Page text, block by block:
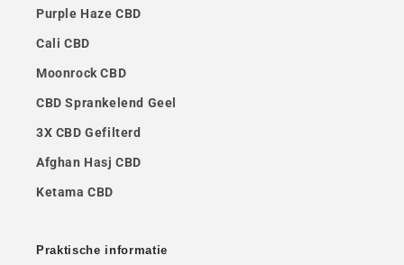
Purple Haze CBD
Cali CBD
Moonrock CBD
CBD Sprankelend Geel
3X CBD Gefilterd
Afghan Hasj CBD
Ketama CBD
Praktische informatie